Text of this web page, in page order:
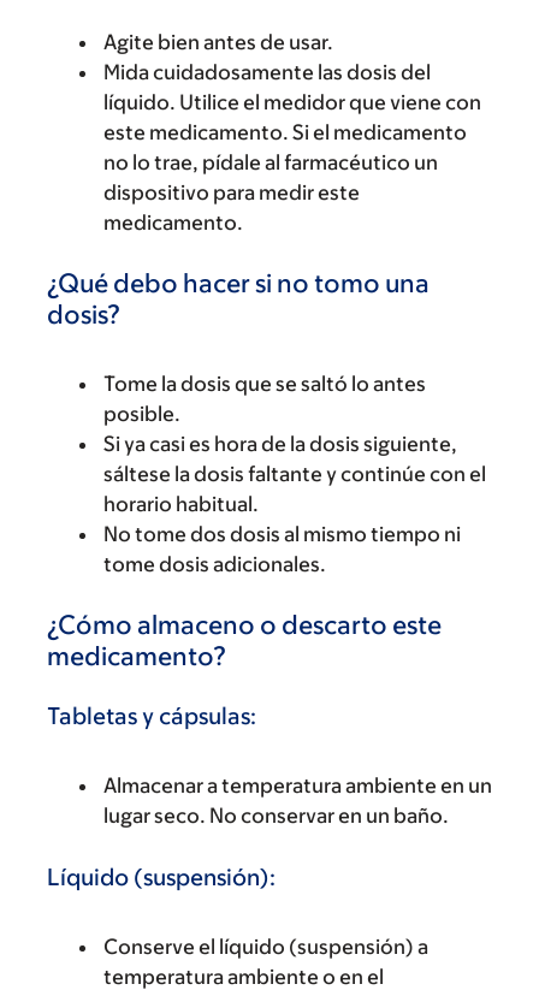
Agite bien antes de usar.
Mida cuidadosamente las dosis del
líquido. Utilice el medidor que viene con
este medicamento. Si el medicamento
no lo trae, pídale al farmacéutico un
dispositivo para medir este
medicamento.
¿Qué debo hacer si no tomo una
dosis?
Tome la dosis que se saltó lo antes
posible.
Si ya casi es hora de la dosis siguiente,
sáltese la dosis faltante y continúe con el
horario habitual.
No tome dos dosis al mismo tiempo ni
tome dosis adicionales.
¿Cómo almaceno o descarto este
medicamento?
Tabletas y cápsulas:
Almacenar a temperatura ambiente en un
lugar seco. No conservar en un baño.
Líquido (suspensión):
Conserve el líquido (suspensión) a
temperatura ambiente o en el